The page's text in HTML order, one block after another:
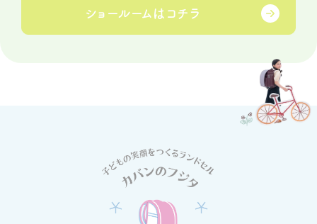
ショールームは コチラ